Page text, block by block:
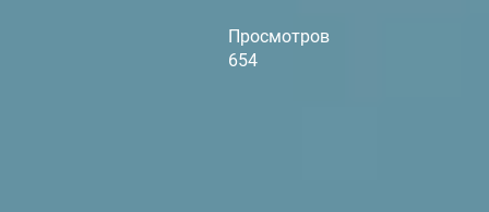
Просмотров
654